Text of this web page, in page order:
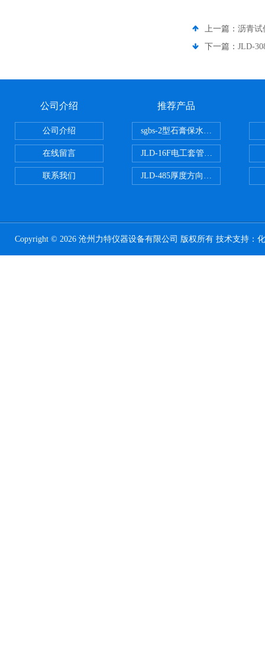
上一篇： 沥青试
下一篇： JLD-
公司介绍
公司介绍
在线留言
联系我们
推荐产品
sgbs-2型石膏保水率测定仪粉刷
JLD-16F电工套管恒温水浴管材
JLD-485厚度方向性钢板拉伸试验
Copyright © 2026 沧州力特仪器设备有限公司 版权所有 技术支持：